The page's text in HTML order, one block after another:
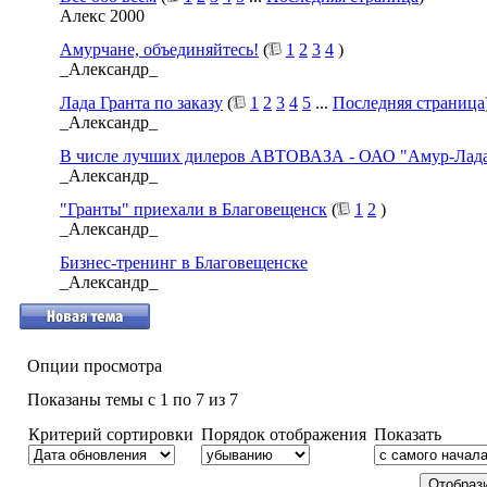
Алекс 2000
Амурчане, объединяйтесь! ( 1 2 3 4 )
_Александр_
Лада Гранта по заказу ( 1 2 3 4 5 ... Последняя страница
_Александр_
В числе лучших дилеров АВТОВАЗА - ОАО "Амур-
_Александр_
"Гранты" приехали в Благовещенск ( 1 2 )
_Александр_
Бизнес-тренинг в Благовещенске
_Александр_
Опции просмотра
Показаны темы с 1 по 7 из 7
Критерий сортировки Порядок отображения Показать